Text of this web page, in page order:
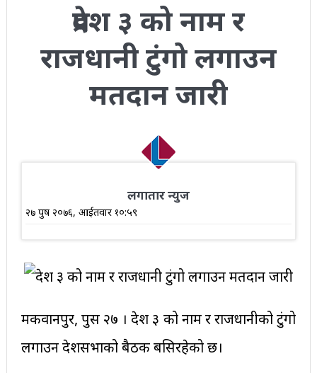
प्रदेश ३ को नाम र
राजधानी टुंगो लगाउन
मतदान जारी
लगातार न्युज
२७ पुष २०७६, आईतवार १०:५९
मकवानपुर, पुस २७ । प्रदेश ३ को नाम र राजधानीको टुंगो
लगाउन प्रदेशसभाको बैठक बसिरहेको छ।